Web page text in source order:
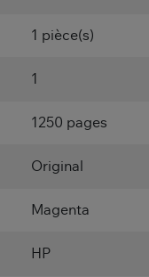
1 pièce(s)
1
1250 pages
Original
Magenta
HP